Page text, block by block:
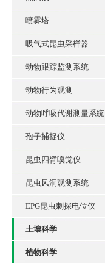
喷雾塔
吸气式昆虫采样器
动物跟踪监测系统
动物行为观测
动物呼吸代谢测量系统
孢子捕捉仪
昆虫四臂嗅觉仪
昆虫风洞观测系统
EPG昆虫刺探电位仪
土壤科学
植物科学